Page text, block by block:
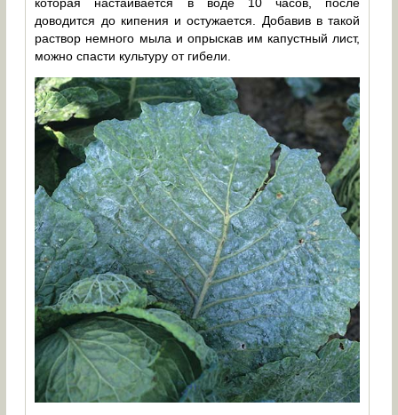
доводится до кипения и остужается. Добавив в такой
раствор немного мыла и опрыскав им капустный лист,
можно спасти культуру от гибели.